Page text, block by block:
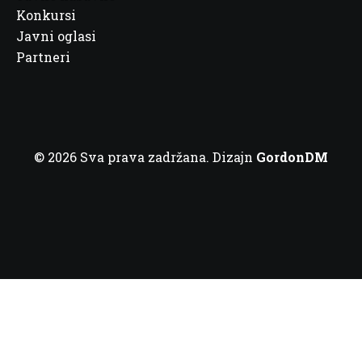
Konkursi
Javni oglasi
Partneri
© 2026 Sva prava zadržana. Dizajn GordonDM